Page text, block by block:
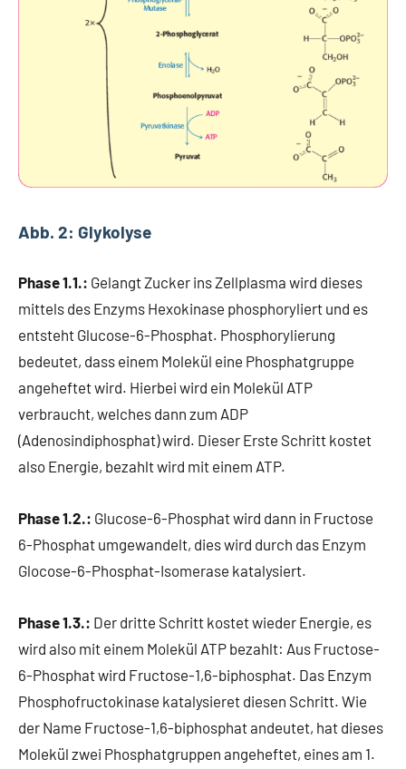
Abb. 2: Glykolyse
Phase 1.1.: Gelangt Zucker ins Zellplasma wird dieses
mittels des Enzyms Hexokinase phosphoryliert und es
entsteht Glucose-6-Phosphat. Phosphorylierung
bedeutet, dass einem Molekül eine Phosphatgruppe
angeheftet wird. Hierbei wird ein Molekül ATP
verbraucht, welches dann zum ADP
(Adenosindiphosphat) wird. Dieser Erste Schritt kostet
also Energie, bezahlt wird mit einem ATP.
Phase 1.2.: Glucose-6-Phosphat wird dann in Fructose
6-Phosphat umgewandelt, dies wird durch das Enzym
Glocose-6-Phosphat-Isomerase katalysiert.
Phase 1.3.: Der dritte Schritt kostet wieder Energie, es
wird also mit einem Molekül ATP bezahlt: Aus Fructose-
6-Phosphat wird Fructose-1,6-biphosphat. Das Enzym
Phosphofructokinase katalysieret diesen Schritt. Wie
der Name Fructose-1,6-biphosphat andeutet, hat dieses
Molekül zwei Phosphatgruppen angeheftet, eines am 1.